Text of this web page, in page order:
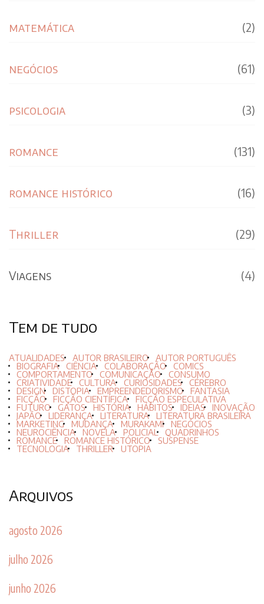
matemática (2)
negócios (61)
psicologia (3)
romance (131)
romance histórico (16)
Thriller (29)
Viagens (4)
Tem de tudo
ATUALIDADES AUTOR BRASILEIRO AUTOR PORTUGUÊS
BIOGRAFIA CIÊNCIA COLABORAÇÃO COMICS
COMPORTAMENTO COMUNICAÇÃO CONSUMO
CRIATIVIDADE CULTURA CURIOSIDADES CÉREBRO
DESIGN DISTOPIA EMPREENDEDORISMO FANTASIA
FICÇÃO FICÇÃO CIENTÍFICA FICÇÃO ESPECULATIVA
FUTURO GATOS HISTÓRIA HÁBITOS IDEIAS INOVAÇÃO
JAPÃO LIDERANÇA LITERATURA LITERATURA BRASILEIRA
MARKETING MUDANÇA MURAKAMI NEGÓCIOS
NEUROCIÊNCIA NOVELA POLICIAL QUADRINHOS
ROMANCE ROMANCE HISTÓRICO SUSPENSE
TECNOLOGIA THRILLER UTOPIA
Arquivos
agosto 2026
julho 2026
junho 2026